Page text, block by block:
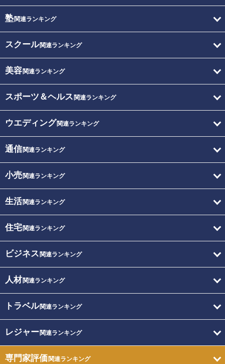
塾関連ランキング
スクール関連ランキング
美容関連ランキング
スポーツ＆ヘルス 関連ランキング
ウエディング関連ランキング
通信関連ランキング
小売関連ランキング
生活関連ランキング
住宅関連ランキング
ビジネス 関連ランキング
人材関連ランキング
トラベル関連ランキング
レジャー関連ランキング
専門家評価関連ランキング